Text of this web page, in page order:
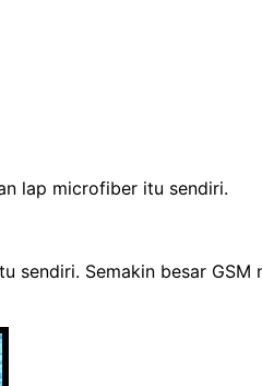
lap microfiber itu sendiri.
sendiri. Semakin besar GSM